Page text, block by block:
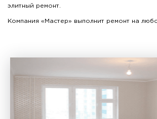
элитный ремонт.
Компания «Мастер» выполнит ремонт на